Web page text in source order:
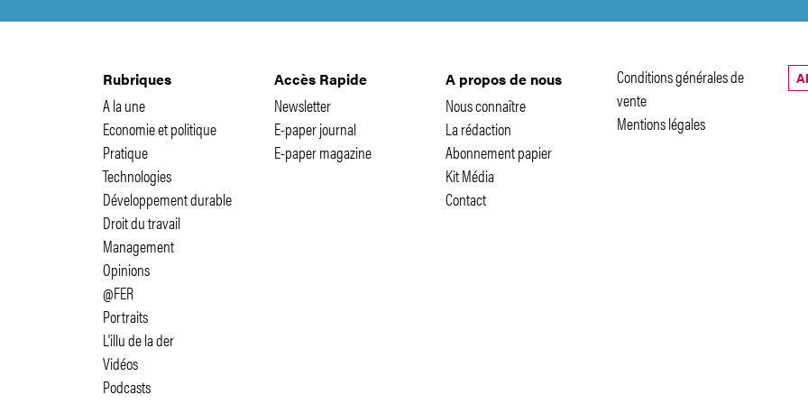
Rubriques
A la une
Economie et politique
Pratique
Technologies
Développement durable
Droit du travail
Management
Opinions
@FER
Portraits
L'illu de la der
Vidéos
Podcasts
Accès Rapide
Newsletter
E-paper journal
E-paper magazine
A propos de nous
Nous connaître
La rédaction
Abonnement papier
Kit Média
Contact
Conditions générales de
vente
Mentions légales